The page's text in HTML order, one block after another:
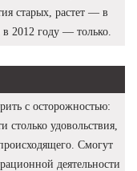
старых, растет — в
2012 году — только.
с осторожностью:
удовольствия,
Смогут
деятельности